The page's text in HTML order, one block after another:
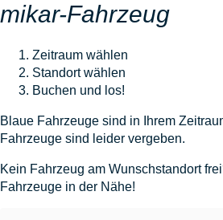
mikar-Fahrzeug
Zeitraum wählen
Standort wählen
Buchen und los!
Blaue Fahrzeuge sind in Ihrem
Fahrzeuge sind leider vergeben.
Kein Fahrzeug am Wunschstandort
Fahrzeuge in der Nähe!